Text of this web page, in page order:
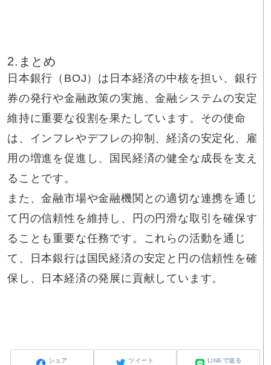
2.まとめ
日本銀行（BOJ）は日本経済の中核を担い、銀行
券の発行や金融政策の実施、金融システムの安定
維持に重要な役割を果たしています。その使命
は、インフレやデフレの抑制、経済の安定化、雇
用の増進を促進し、国民経済の健全な成長を支え
ることです。
また、金融市場や金融機関との適切な連携を通じ
て円の信頼性を維持し、円の円滑な取引を確保す
ることも重要な任務です。これらの活動を通じ
て、日本銀行は国民経済の安定と円の信頼性を確
保し、日本経済の発展に貢献しています。
シェア ツイート LINEで送る